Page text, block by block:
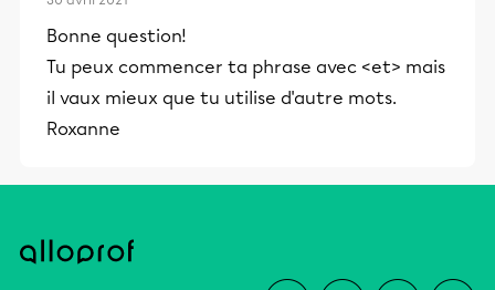
Bonne question!
Tu peux commencer ta phrase avec <et> mais
il vaux mieux que tu utilise d'autre mots.
Roxanne